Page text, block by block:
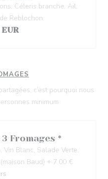
Céleris branche, Ail,
Reblochon.
c’est pourquoi nous
minimum
Fromages *
Vin Blanc, Salade Verte.
Baud) + 7.00 €